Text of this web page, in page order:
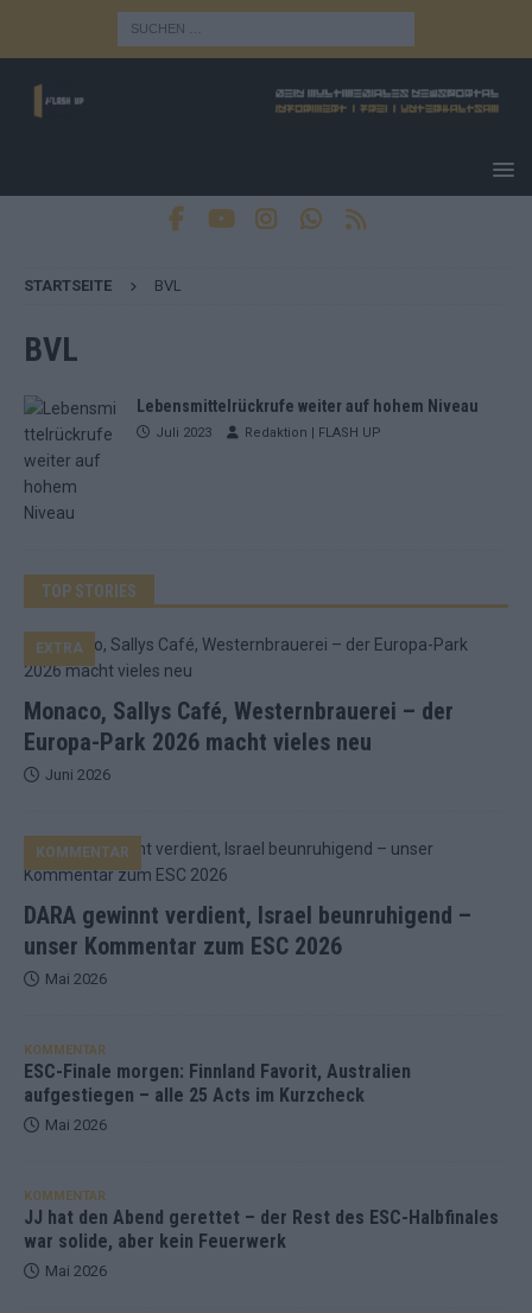
STARTSEITE BVL
BVL
Lebensmittelrückrufe weiter auf hohem Niveau
Juli 2023 Redaktion | FLASH UP
TOP STORIES
Monaco, Sallys Café, Westernbrauerei – der
Europa-Park 2026 macht vieles neu
EXTRA
Juni 2026
DARA gewinnt verdient, Israel beunruhigend –
unser Kommentar zum ESC 2026
KOMMENTAR
Mai 2026
KOMMENTAR
ESC-Finale morgen: Finnland Favorit, Australien
aufgestiegen – alle 25 Acts im Kurzcheck
Mai 2026
KOMMENTAR
JJ hat den Abend gerettet – der Rest des ESC-Halbfinales
war solide, aber kein Feuerwerk
Mai 2026